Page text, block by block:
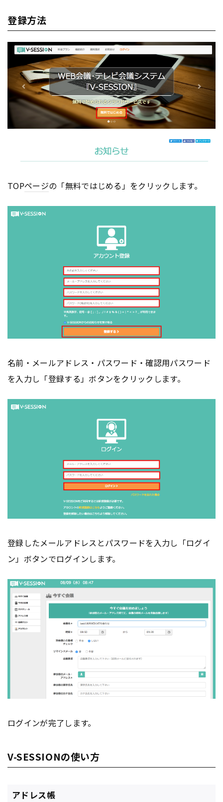
登録方法
TOPページの「無料ではじめる」をクリックします。
名前・メールアドレス・パスワード・確認用パスワード
を入力し「登録する」ボタンをクリックします。
登録したメールアドレスとパスワードを入力し「ログイ
ン」ボタンでログインします。
ログインが完了します。
V-SESSIONの使い方
アドレス帳